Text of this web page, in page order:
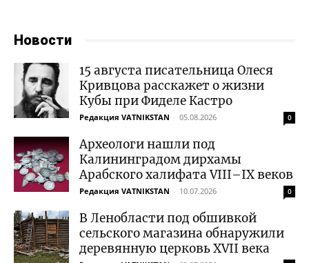
Новости
15 августа писательница Олеся
Кривцова расскажет о жизни
Кубы при Фиделе Кастро
Редакция VATNIKSTAN - 05.08.2026 0
Археологи нашли под
Калининградом дирхамы
Арабского халифата VIII–IX веков
Редакция VATNIKSTAN - 10.07.2026 0
В Ленобласти под обшивкой
сельского магазина обнаружили
деревянную церковь XVII века